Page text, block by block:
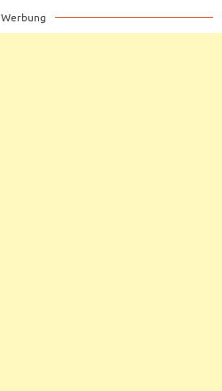
Werbung